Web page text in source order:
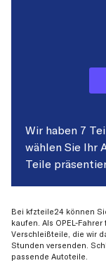
Wir haben 7
wählen Sie Ihr
Teile
Bei kfzteile24 können
kaufen. Als OPEL-
Verschleißteile, die wir
Stunden versenden.
passende Autoteile.